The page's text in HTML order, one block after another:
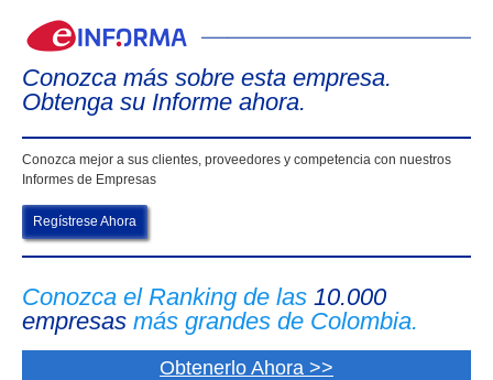
Conozca más sobre esta empresa.
Obtenga su Informe ahora.
Conozca mejor a sus clientes, proveedores y competencia con nuestros
Informes de Empresas
Regístrese Ahora
Conozca el Ranking de las 10.000
empresas más grandes de Colombia.
Obtenerlo Ahora >>